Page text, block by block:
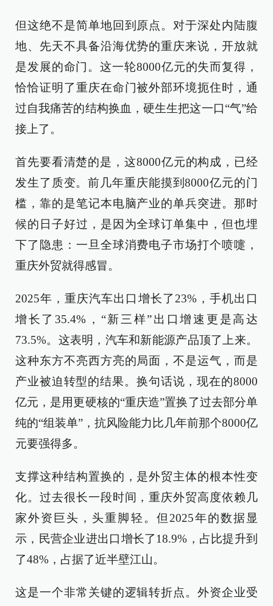
但这绝不是简单地回到原点。对于深处内陆腹
地、先天不具备沿海优势的重庆来说，开放就
是发展的命门。这一轮8000亿元的失而复得，
恰恰证明了重庆在命门被外部环境扼住时，通
过自我痛苦的结构换血，硬生生把这一口“气”给
接上了。
首先要看清楚的是，这8000亿元的构成，已经
发生了质变。前几年重庆能摸到8000亿元的门
槛，靠的是笔记本电脑产业的单兵突进。那时
候的日子好过，是因为全球订单集中，但也埋
下了隐患：一旦全球消费电子市场打个喷嚏，
重庆外贸就得感冒。
2025年，重庆汽车出口增长了23%，手机出口
增长了35.4%，“新三样”出口增速更是高达
73.5%。这表明，汽车和新能源产品顶了上来。
这种东方不亮西方亮的局面，不是运气，而是
产业被迫转型的结果。换句话说，现在的8000
亿元，是用更硬核的“重庆造”置换了过去部分单
纯的“组装单”，抗风险能力比几年前那个8000亿
元要强得多。
支撑这种结构置换的，是外贸主体的根本性变
化。过去很长一段时间，重庆外贸高度依赖几
家外资巨头，头重脚轻。但2025年的数据显
示，民营企业进出口增长了18.9%，占比提升到
了48%，占据了近半壁江山。
这是一个非常关键的逻辑转折点。外资企业受